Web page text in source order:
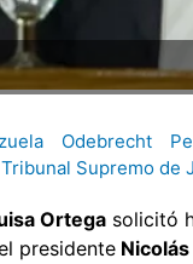
Odebrecht
Tribunal Supremo de
Ortega solicitó
presidente